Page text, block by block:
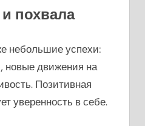
похвала
небольшие успехи:
новые движения на
Позитивная
уверенность в себе.